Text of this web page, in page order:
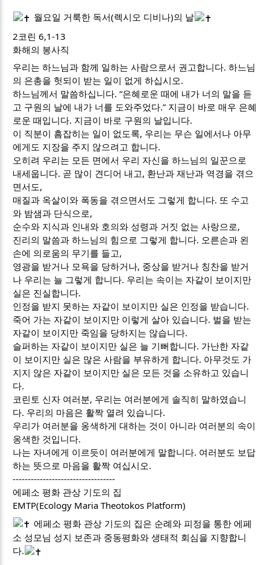
월요일 거룩한 독서(렉시오 디비나)의 날
2코린 6,1-13
화해의 봉사직
우리는 하느님과 함께 일하는 사람으로서 권고합니다. 하느님
의 은총을 헛되이 받는 일이 없게 하십시오.
하느님께서 말씀하십니다. “은혜로운 때에 내가 너의 말을 듣
고 구원의 날에 내가 너를 도와주었다.” 지금이 바로 매우 은혜
로운 때입니다. 지금이 바로 구원의 날입니다.
이 직분이 흠잡히는 일이 없도록, 우리는 무슨 일에서나 아무
에게도 지장을 주지 않으려고 합니다.
오히려 우리는 모든 면에서 우리 자신을 하느님의 일꾼으로
내세웁니다. 곧 많이 견디어 내고, 환난과 재난과 역경을 겪으
면서도,
매질과 옥살이와 폭동을 겪으면서도 그렇게 합니다. 또 수고
와 밤샘과 단식으로,
순수와 지식과 인내와 호의와 성령과 거짓 없는 사랑으로,
진리의 말씀과 하느님의 힘으로 그렇게 합니다. 오른손과 왼
손에 의로움의 무기를 들고,
영광을 받거나 모욕을 당하거나, 중상을 받거나 칭찬을 받거
나 우리는 늘 그렇게 합니다. 우리는 속이는 자같이 보이지만
실은 진실합니다.
인정을 받지 못하는 자같이 보이지만 실은 인정을 받습니다.
죽어 가는 자같이 보이지만 이렇게 살아 있습니다. 벌을 받는
자같이 보이지만 죽임을 당하지는 않습니다.
슬퍼하는 자같이 보이지만 실은 늘 기뻐합니다. 가난한 자같
이 보이지만 실은 많은 사람을 부유하게 합니다. 아무것도 가
지지 않은 자같이 보이지만 실은 모든 것을 소유하고 있습니
다.
코린토 신자 여러분, 우리는 여러분에게 솔직히 말하였습니
다. 우리의 마음은 활짝 열려 있습니다.
우리가 여러분을 옹색하게 대하는 것이 아니라 여러분의 속이
옹색한 것입니다.
나는 자녀에게 이르듯이 여러분에게 말합니다. 여러분도 보답
하는 뜻으로 마음을 활짝 여십시오.
----------------------------------
에페소 평화 관상 기도의 집
EMTP(Ecology Maria Theotokos Platform)
에페소 평화 관상 기도의 집은 순례와 피정을 통한 에페
소 성모님 성지 보존과 중동평화와 생태적 회심을 지향합니
다.